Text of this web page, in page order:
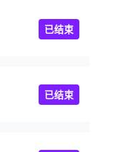
已结束
已结束